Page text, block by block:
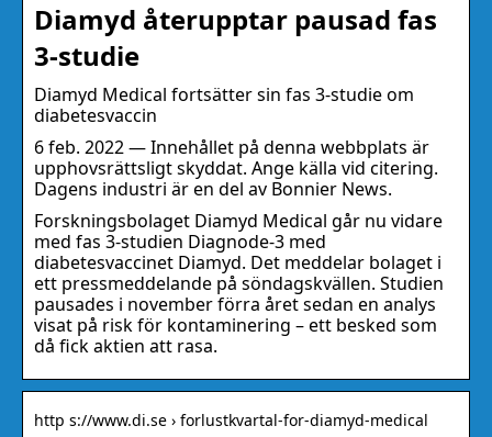
Diamyd återupptar pausad fas
3-studie
Diamyd Medical fortsätter sin fas 3-studie om
diabetesvaccin
6 feb. 2022 — Innehållet på denna webbplats är
upphovsrättsligt skyddat. Ange källa vid citering.
Dagens industri är en del av Bonnier News.
Forskningsbolaget Diamyd Medical går nu vidare
med fas 3-studien Diagnode-3 med
diabetesvaccinet Diamyd. Det meddelar bolaget i
ett pressmeddelande på söndagskvällen. Studien
pausades i november förra året sedan en analys
visat på risk för kontaminering – ett besked som
då fick aktien att rasa.
http s://www.di.se › forlustkvartal-for-diamyd-medical